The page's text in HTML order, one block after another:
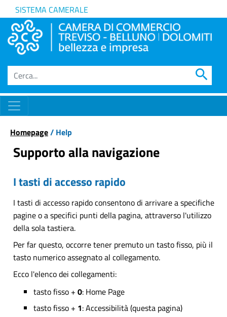
SISTEMA CAMERALE
search
Homepage/ Help
Supporto alla navigazione
I tasti di accesso rapido
I tasti di accesso rapido consentono di arrivare a specifiche
pagine o a specifici punti della pagina, attraverso l'utilizzo
della sola tastiera.
Per far questo, occorre tener premuto un tasto fisso, più il
tasto numerico assegnato al collegamento.
Ecco l'elenco dei collegamenti:
tasto fisso + 0: Home Page
tasto fisso + 1: Accessibilità (questa pagina)